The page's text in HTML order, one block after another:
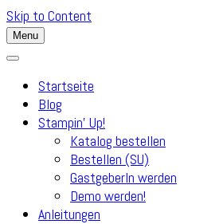
Skip to Content
Menu
Startseite
Blog
Stampin’ Up!
Katalog bestellen
Bestellen (SU)
GastgeberIn werden
Demo werden!
Anleitungen